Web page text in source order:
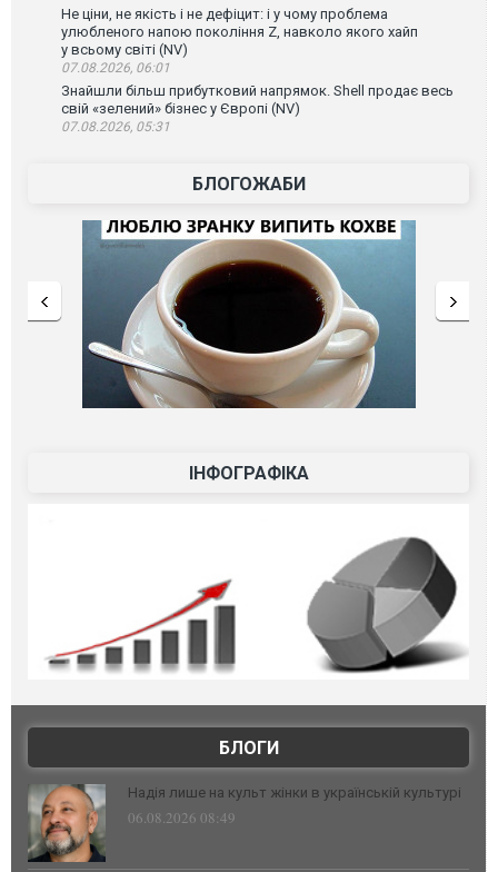
Не ціни, не якість і не дефіцит: і у чому проблема
улюбленого напою покоління Z, навколо якого хайп
у всьому світі (NV)
07.08.2026, 06:01
Знайшли більш прибутковий напрямок. Shell продає весь
свій «зелений» бізнес у Європі (NV)
07.08.2026, 05:31
БЛОГОЖАБИ
ІНФОГРАФІКА
БЛОГИ
Надія лише на культ жінки в українській культурі
06.08.2026 08:49